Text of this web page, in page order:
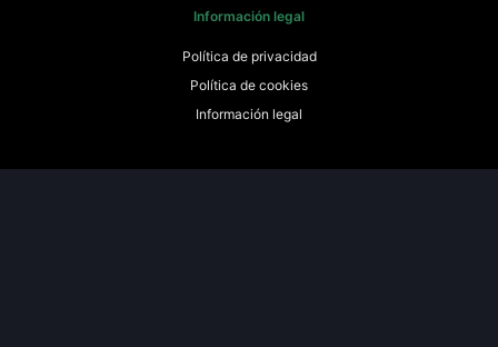
Información legal
Política de privacidad
Política de cookies
Información legal